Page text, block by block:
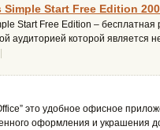
Start Free Edition
Start Free Edition – бесплатная
аудиторией которой
это удобное офисное
оформления и украшения